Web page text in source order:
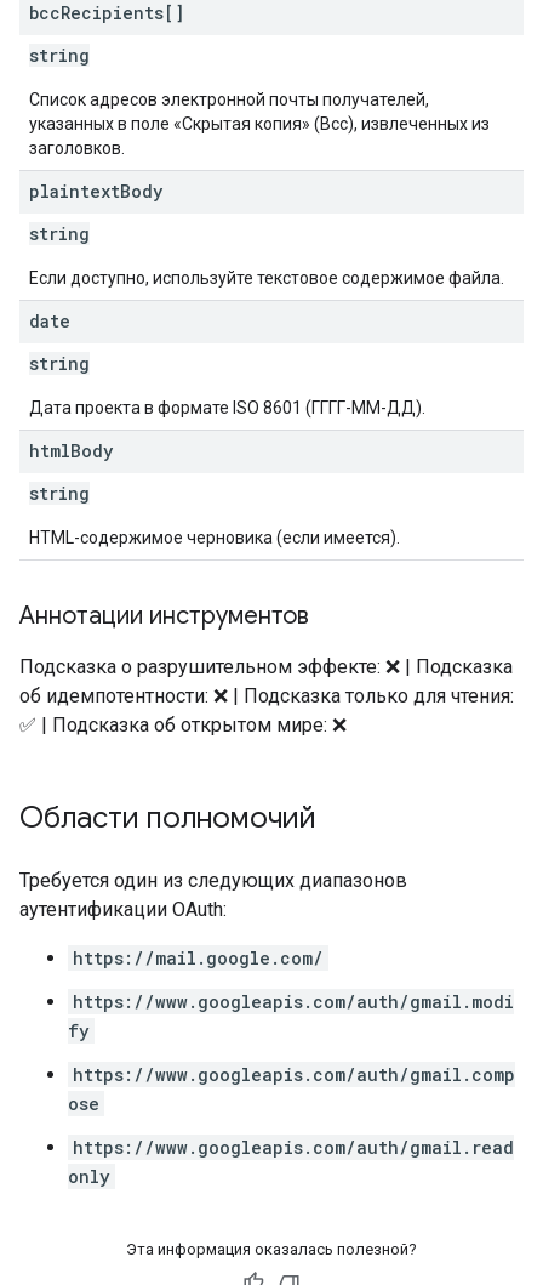
bccRecipients[]
string
Список адресов электронной почты получателей,
указанных в поле «Скрытая копия» (Bcc), извлеченных из
заголовков.
plaintextBody
string
Если доступно, используйте текстовое содержимое файла.
date
string
Дата проекта в формате ISO 8601 (ГГГГ-ММ-ДД).
htmlBody
string
HTML-содержимое черновика (если имеется).
Аннотации инструментов
Подсказка о разрушительном эффекте: ❌ | Подсказка
об идемпотентности: ❌ | Подсказка только для чтения:
✅ | Подсказка об открытом мире: ❌
Области полномочий
Требуется один из следующих диапазонов
аутентификации OAuth:
https://mail.google.com/
https://www.googleapis.com/auth/gmail.modi
fy
https://www.googleapis.com/auth/gmail.comp
ose
https://www.googleapis.com/auth/gmail.read
only
Эта информация оказалась полезной?